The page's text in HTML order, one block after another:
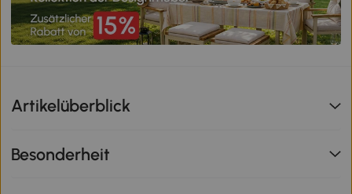
Artikelüberblick
Besonderheit